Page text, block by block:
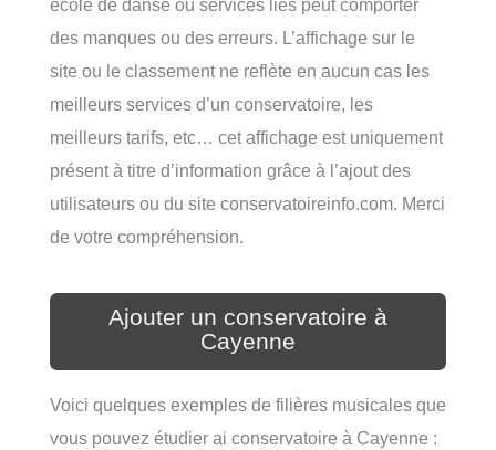
des manques ou des erreurs. L’affichage sur le
site ou le classement ne reflète en aucun cas les
meilleurs services d’un conservatoire, les
meilleurs tarifs, etc… cet affichage est uniquement
présent à titre d’information grâce à l’ajout des
utilisateurs ou du site conservatoireinfo.com. Merci
de votre compréhension.
Ajouter un conservatoire à
Cayenne
Voici quelques exemples de filières musicales que
vous pouvez étudier ai conservatoire à Cayenne :